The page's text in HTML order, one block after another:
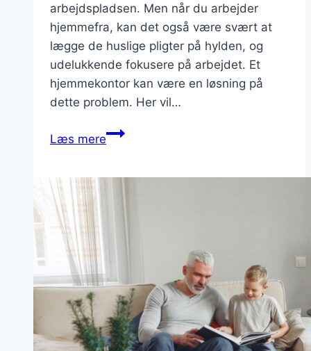
arbejdspladsen. Men når du arbejder
hjemmefra, kan det også være svært at
lægge de huslige pligter på hylden, og
udelukkende fokusere på arbejdet. Et
hjemmekontor kan være en løsning på
dette problem. Her vil…
Læs mereSådan